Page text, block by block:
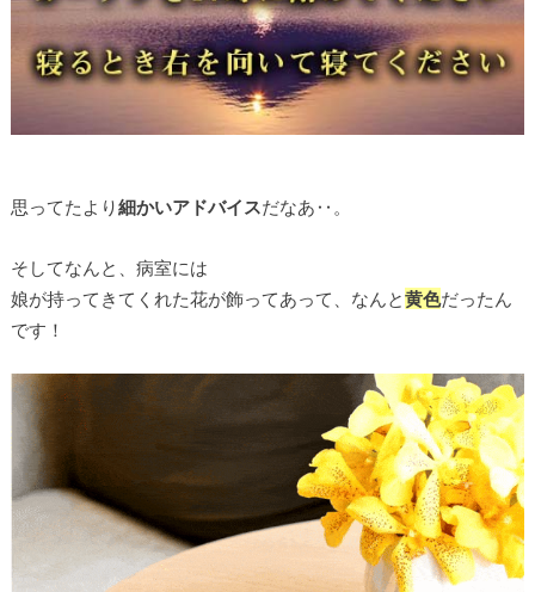
思ってたより細かいアドバイスだなあ‥。
そしてなんと、病室には
娘が持ってきてくれた花が飾ってあって、なんと黄色だったん
です！